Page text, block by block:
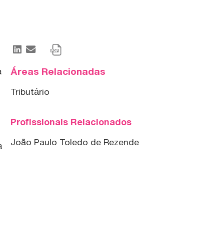
Áreas Relacionadas
Tributário
Profissionais Relacionados
João Paulo Toledo de Rezende